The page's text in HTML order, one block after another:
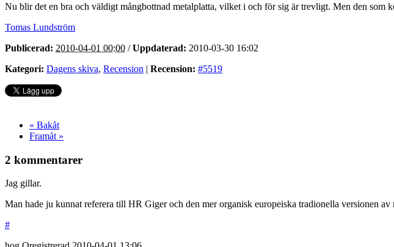
Nu blir det en bra och väldigt mångbottnad metalplatta, vilket i och för sig är trevligt. Men den som
Tomas Lundström
Publicerad: 2010-04-01 00:00 /Uppdaterad: 2010-03-30 16:02
Kategori: Dagens skiva, Recension | Recension: #5519
« Bakåt
Framåt »
2 kommentarer
Jag gillar.
Man hade ju kunnat referera till HR Giger och den mer organisk europeiska tradionella versionen
#